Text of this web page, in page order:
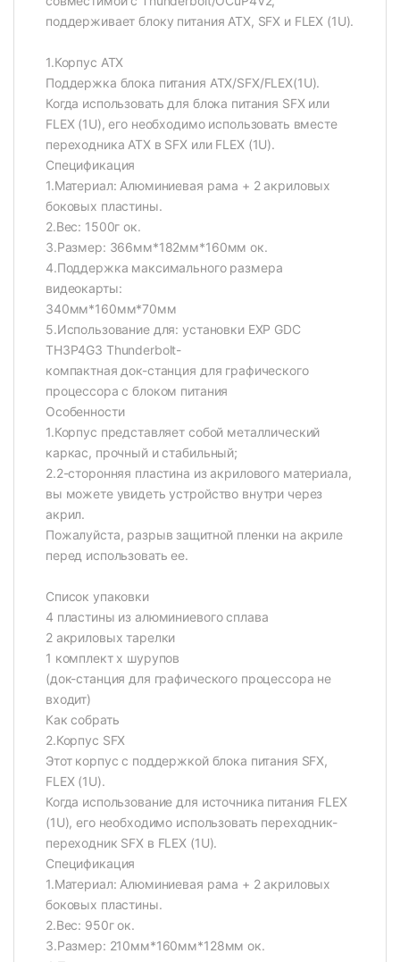
поддерживает блоку питания ATX, SFX и FLEX (1U).
1.Корпус ATX
Поддержка блока питания ATX/SFX/FLEX(1U).
Когда использовать для блока питания SFX или
FLEX (1U), его необходимо использовать вместе
переходника ATX в SFX или FLEX (1U).
Спецификация
1.Материал: Алюминиевая рама + 2 акриловых
боковых пластины.
2.Вес: 1500г ок.
3.Размер: 366мм*182мм*160мм ок.
4.Поддержка максимального размера
видеокарты:
340мм*160мм*70мм
5.Использование для: установки EXP GDC
TH3P4G3 Thunderbolt-
компактная док-станция для графического
процессора с блоком питания
Особенности
1.Корпус представляет собой металлический
каркас, прочный и стабильный;
2.2-сторонняя пластина из акрилового материала,
вы можете увидеть устройство внутри через
акрил.
Пожалуйста, разрыв защитной пленки на акриле
перед использовать ее.
Список упаковки
4 пластины из алюминиевого сплава
2 акриловых тарелки
1 комплект х шурупов
(док-станция для графического процессора не
входит)
Как собрать
2.Корпус SFX
Этот корпус с поддержкой блока питания SFX,
FLEX (1U).
Когда использование для источника питания FLEX
(1U), его необходимо использовать переходник-
переходник SFX в FLEX (1U).
Спецификация
1.Материал: Алюминиевая рама + 2 акриловых
боковых пластины.
2.Вес: 950г ок.
3.Размер: 210мм*160мм*128мм ок.